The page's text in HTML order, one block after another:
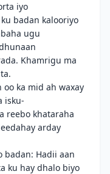
iyo
badan kalooriyo
ugu
Khamrigu ma
ka mid ah waxay
isku-
reebo khataraha
arday
badan: Hadii aan
ku hay dhalo biyo